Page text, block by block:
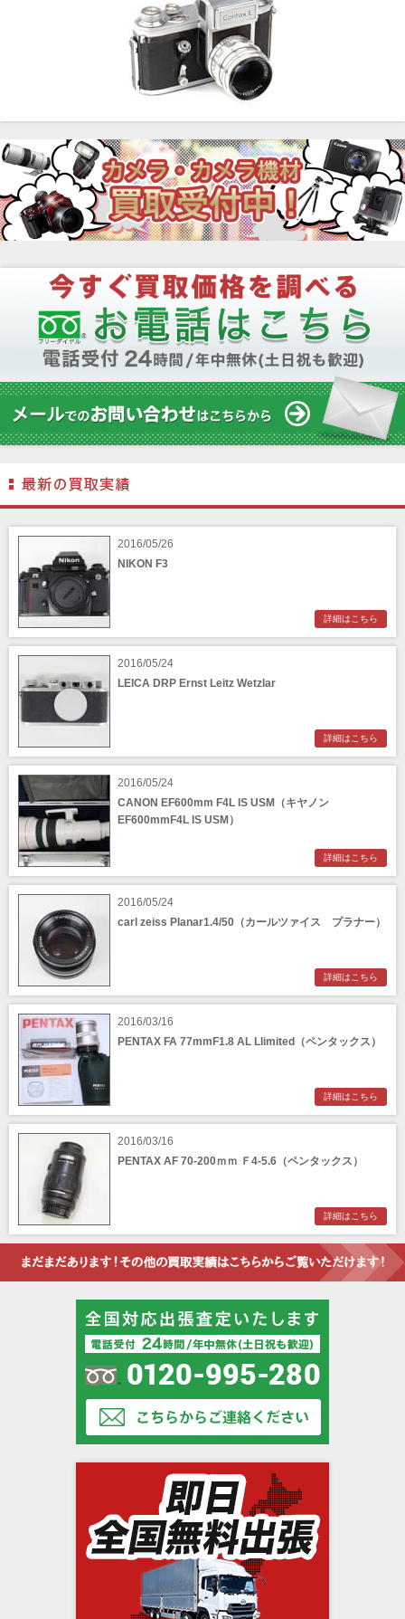
2016/05/26
NIKON F3
詳細はこちら
2016/05/24
LEICA DRP Ernst Leitz Wetzlar
詳細はこちら
2016/05/24
CANON EF600mm F4L IS USM（キヤノン
EF600mmF4L IS USM）
詳細はこちら
2016/05/24
carl zeiss Planar1.4/50（カールツァイス プラナー）
詳細はこちら
2016/03/16
PENTAX FA 77mmF1.8 AL Llimited（ペンタックス）
詳細はこちら
2016/03/16
PENTAX AF 70-200ｍｍ Ｆ4-5.6（ペンタックス）
詳細はこちら